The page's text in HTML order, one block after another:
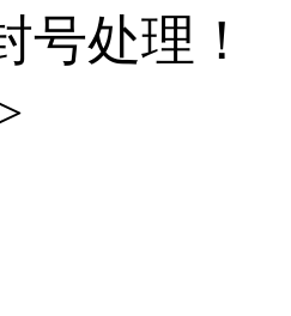
号处理！